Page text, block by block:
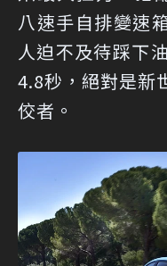
八速手自排變速
人迫不及待踩下
4.8秒，絕對是新
佼者。